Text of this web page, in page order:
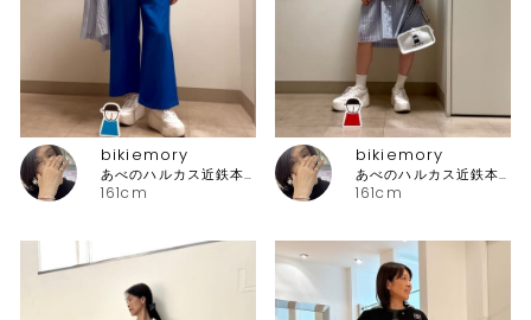
161cm
bikiemory
あべのハルカス近鉄本店 ピッコーネ
161cm
bikiemory
あべのハルカス近鉄本店 ピッコーネ